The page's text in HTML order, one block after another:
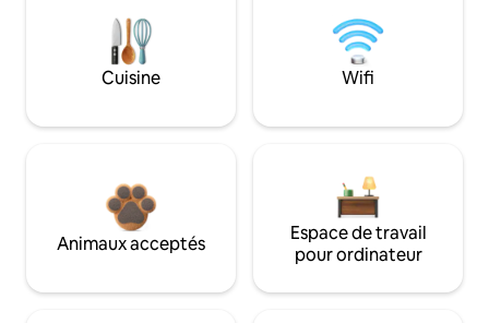
Cuisine Wifi
Animaux acceptés
Espace de travail
pour ordinateur